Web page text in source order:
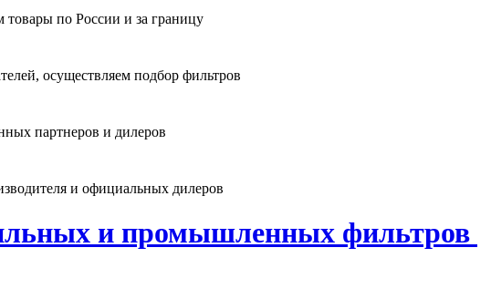
товары по России и за границу
осуществляем подбор фильтров
партнеров и дилеров
и официальных дилеров
и промышленных фильтров